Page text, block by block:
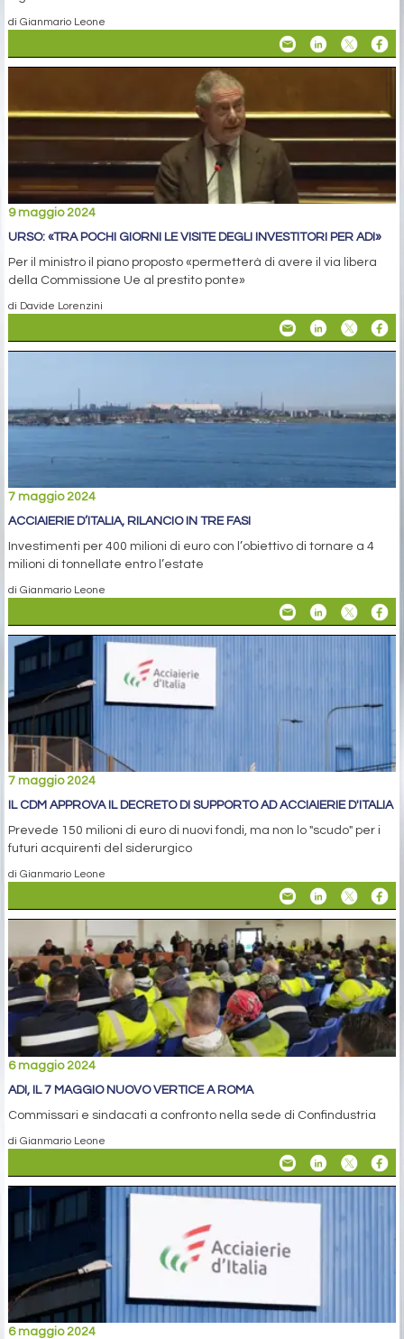
di Gianmario Leone
9 maggio 2024
URSO: «TRA POCHI GIORNI LE VISITE DEGLI INVESTITORI PER ADI»
Per il ministro il piano proposto «permetterà di avere il via libera
della Commissione Ue al prestito ponte»
di Davide Lorenzini
7 maggio 2024
ACCIAIERIE D’ITALIA, RILANCIO IN TRE FASI
Investimenti per 400 milioni di euro con l’obiettivo di tornare a 4
milioni di tonnellate entro l’estate
di Gianmario Leone
7 maggio 2024
IL CDM APPROVA IL DECRETO DI SUPPORTO AD ACCIAIERIE D'ITALIA
Prevede 150 milioni di euro di nuovi fondi, ma non lo "scudo" per i
futuri acquirenti del siderurgico
di Gianmario Leone
6 maggio 2024
ADI, IL 7 MAGGIO NUOVO VERTICE A ROMA
Commissari e sindacati a confronto nella sede di Confindustria
di Gianmario Leone
6 maggio 2024